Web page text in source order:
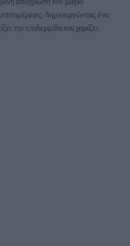
δημιουργώντας ένα
την επιδερμίδα και χαρίζει